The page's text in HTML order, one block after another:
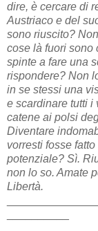
dire, è cercare di
Austriaco e del
sono riuscito?
cose là fuori sono
spinte a fare una
rispondere? Non
in se stessi una
e scardinare tutti i
catene ai polsi
Diventare
vorresti fosse
potenziale? Sì.
non lo so. Amate
Libertà.